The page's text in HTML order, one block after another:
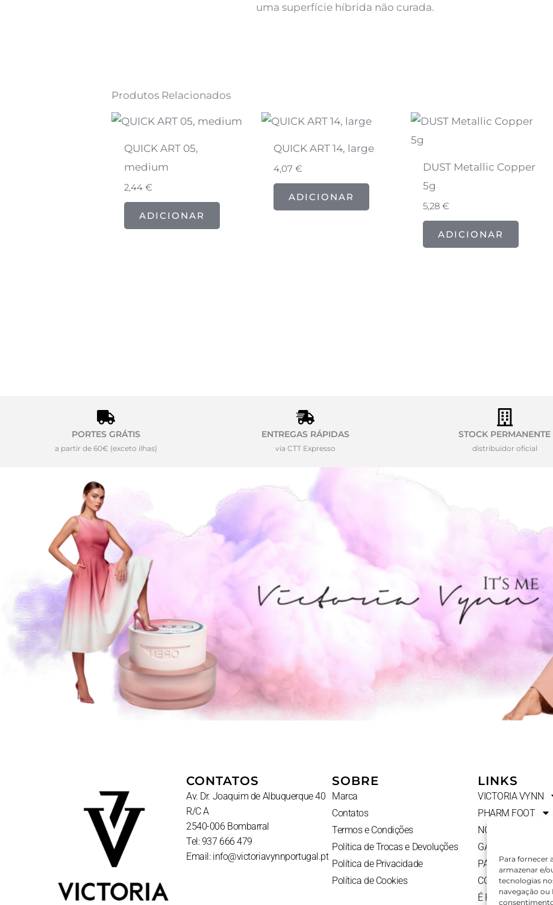
Para fornecer
armazenar e/
tecnologias
navegação ou
uma superfície híbrida não curada.
Produtos Relacionados
QUICK ART 05,
medium
2,44 €
ADICIONAR
QUICK ART 14, large
4,07€
ADICIONAR
DUST Metallic Copper
5g
5,28€
ADICIONAR
PORTES GRÁTIS
a partir de 60€ (exceto ilhas)
ENTREGAS RÁPIDAS
via CTT Expresso
STOCK PERMANENTE
distribuidor oficial
CONTATOS
Av. Dr. Joaquim de Albuquerque 40
R/C A
2540-006 Bombarral
Tel: 937 666 479
Email: info@victoriavynnportugal.pt
SOBRE
Marca
Contatos
Termos e Condições
Política de Trocas e Devoluções
Política de Privacidade
Política de Cookies
LINKS
VICTORIA VYNN
PHARM FOOT
NOVIDADES
GADGETS
PACKS
CONTATOS
É PROFISSIONAL?